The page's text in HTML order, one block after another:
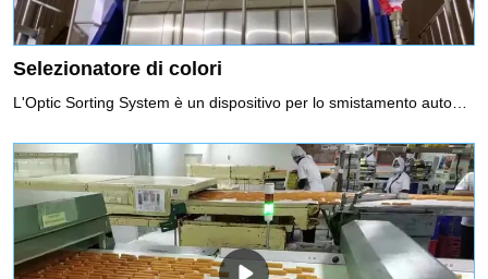
Selezionatore di colori